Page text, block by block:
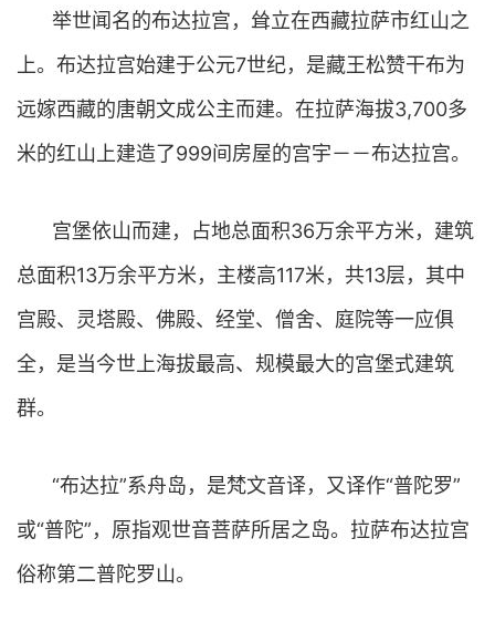
举世闻名的布达拉宫，耸立在西藏拉萨市红山之
上。布达拉宫始建于公元7世纪，是藏王松赞干布为
远嫁西藏的唐朝文成公主而建。在拉萨海拔3,700多
米的红山上建造了999间房屋的宫宇－－布达拉宫。
宫堡依山而建，占地总面积36万余平方米，建筑
总面积13万余平方米，主楼高117米，共13层，其中
宫殿、灵塔殿、佛殿、经堂、僧舍、庭院等一应俱
全，是当今世上海拔最高、规模最大的宫堡式建筑
群。
“布达拉”系舟岛，是梵文音译，又译作“普陀罗”
或“普陀”，原指观世音菩萨所居之岛。拉萨布达拉宫
俗称第二普陀罗山。